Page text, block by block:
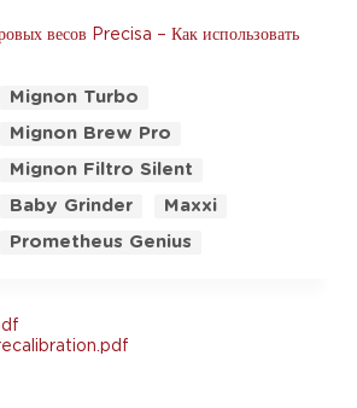
весов Precisa – Как использовать
Mignon Turbo
Mignon Brew Pro
Mignon Filtro Silent
Baby Grinder
Maxxi
Prometheus Genius